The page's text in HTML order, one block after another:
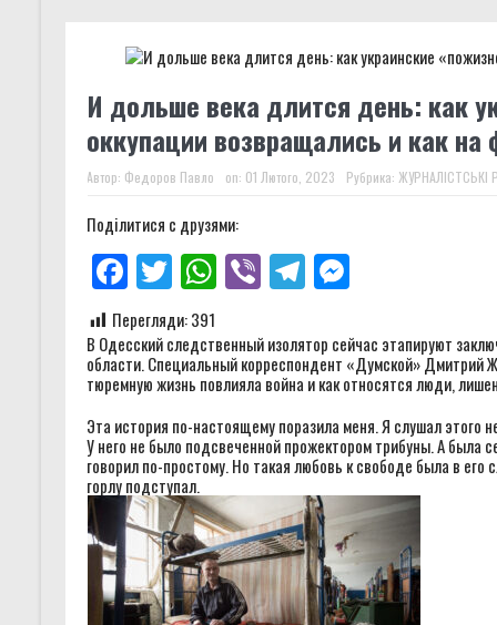
И дольше века длится день: как
оккупации возвращались и как на
Автор: Федоров Павло on: 01 Лютого, 2023 Рубрика: ЖУРНАЛІСТСЬКІ
Поділитися с друзями:
Facebook
TwitterWhatsApp
ViberTelegramMessenger
Перегляди:391
В Одесский следственный изолятор сейчас этапируют
области. Специальный корреспондент «Думской» Дмитрий
тюремную жизнь повлияла война и как относятся люди,
Эта история по-настоящему поразила меня. Я слушал этого
У него не было подсвеченной прожектором трибуны. А была
говорил по-простому. Но такая любовь к свободе была в его
горлу подступал.